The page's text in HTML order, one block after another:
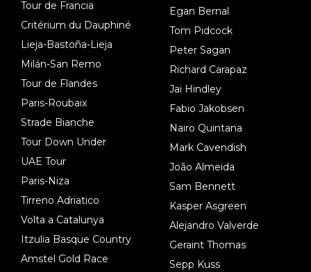
Tour de Francia
Critérium du Dauphiné
Lieja-Bastoña-Lieja
Milán-San Remo
Tour de Flandes
Paris-Roubaix
Strade Bianche
Tour Down Under
UAE Tour
Paris-Niza
Tirreno Adriatico
Volta a Catalunya
Itzulia Basque Country
Amstel Gold Race
Egan Bernal
Tom Pidcock
Peter Sagan
Richard Carapaz
Jai Hindley
Fabio Jakobsen
Nairo Quintana
Mark Cavendish
João Almeida
Sam Bennett
Kasper Asgreen
Alejandro Valverde
Geraint Thomas
Sepp Kuss